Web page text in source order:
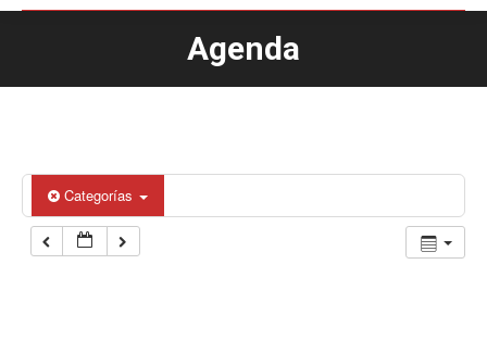
Agenda
Estás aquí:
Categorías